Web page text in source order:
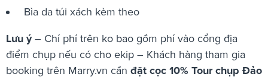
Bìa da túi xách kèm theo
Lưu ý– Chí phí trên ko bao gồm phí vào cổng địa
điểm chụp nếu có cho ekip – Khách hàng tham gia
booking trên Marry.vn cần đặt cọc 10% Tour chụp Đảo